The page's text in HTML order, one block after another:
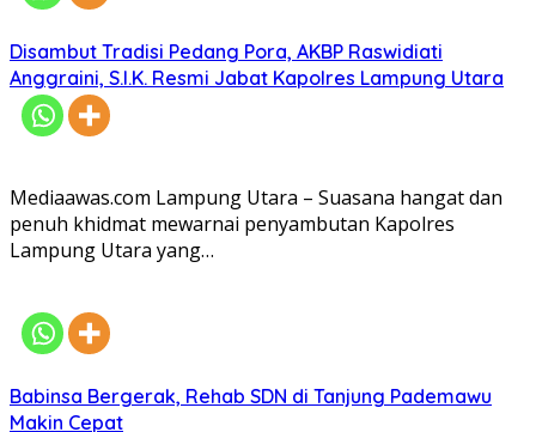
Disambut Tradisi Pedang Pora, AKBP Raswidiati
Anggraini, S.I.K. Resmi Jabat Kapolres Lampung Utara
Mediaawas.com Lampung Utara – Suasana hangat dan
penuh khidmat mewarnai penyambutan Kapolres
Lampung Utara yang…
Babinsa Bergerak, Rehab SDN di Tanjung Pademawu
Makin Cepat